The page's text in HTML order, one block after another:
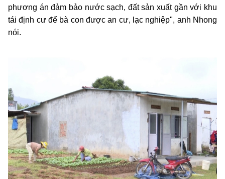
phương án đảm bảo nước sạch, đất sản xuất gần với khu
tái định cư để bà con được an cư, lạc nghiệp", anh Nhong
nói.